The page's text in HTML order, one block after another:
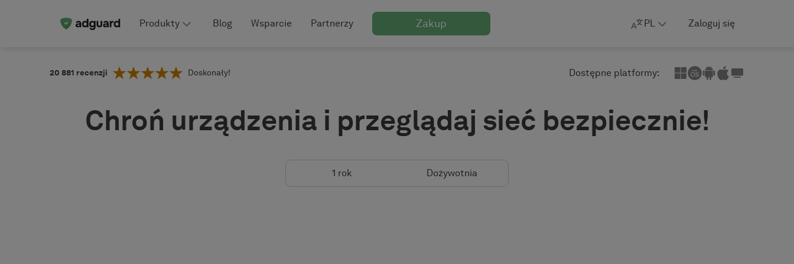
Produkty Blog Wsparcie Partnerzy Zakup PL Zaloguj się
20 881 recenzji Doskonały! Dostępne platformy:
Chroń urządzenia i przeglądaj sieć bezpiecznie!
1 rok Dożywotnia